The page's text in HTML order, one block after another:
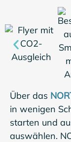
Über das
in wenigen
starten und
auswählen.